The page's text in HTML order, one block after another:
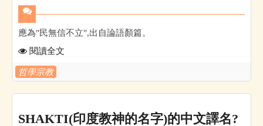
應為"民無信不立",出自論語顏篇。
閱讀全文
哲學宗教
SHAKTI(印度教神的名字)的中文譯名?